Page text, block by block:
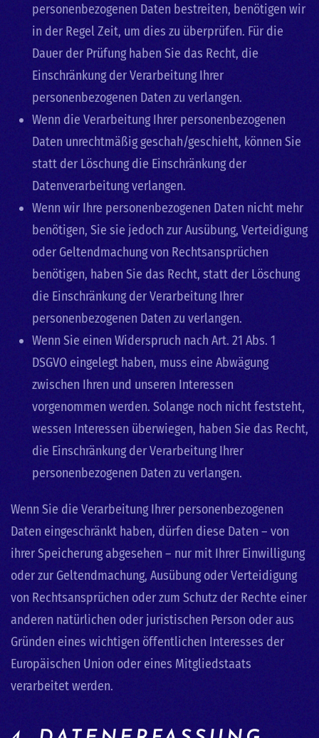
personenbezogenen Daten bestreiten, benötigen wir
in der Regel Zeit, um dies zu überprüfen. Für die
Dauer der Prüfung haben Sie das Recht, die
Einschränkung der Verarbeitung Ihrer
personenbezogenen Daten zu verlangen.
Wenn die Verarbeitung Ihrer personenbezogenen
Daten unrechtmäßig geschah/geschieht, können Sie
statt der Löschung die Einschränkung der
Datenverarbeitung verlangen.
Wenn wir Ihre personenbezogenen Daten nicht mehr
benötigen, Sie sie jedoch zur Ausübung, Verteidigung
oder Geltendmachung von Rechtsansprüchen
benötigen, haben Sie das Recht, statt der Löschung
die Einschränkung der Verarbeitung Ihrer
personenbezogenen Daten zu verlangen.
Wenn Sie einen Widerspruch nach Art. 21 Abs. 1
DSGVO eingelegt haben, muss eine Abwägung
zwischen Ihren und unseren Interessen
vorgenommen werden. Solange noch nicht feststeht,
wessen Interessen überwiegen, haben Sie das Recht,
die Einschränkung der Verarbeitung Ihrer
personenbezogenen Daten zu verlangen.
Wenn Sie die Verarbeitung Ihrer personenbezogenen
Daten eingeschränkt haben, dürfen diese Daten – von
ihrer Speicherung abgesehen – nur mit Ihrer Einwilligung
oder zur Geltendmachung, Ausübung oder Verteidigung
von Rechtsansprüchen oder zum Schutz der Rechte einer
anderen natürlichen oder juristischen Person oder aus
Gründen eines wichtigen öffentlichen Interesses der
Europäischen Union oder eines Mitgliedstaats
verarbeitet werden.